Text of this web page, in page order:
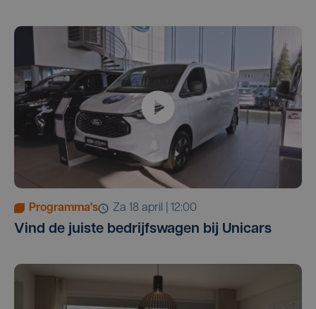
Programma's za 18 april | 12:00
Vind de juiste bedrijfswagen bij Unicars